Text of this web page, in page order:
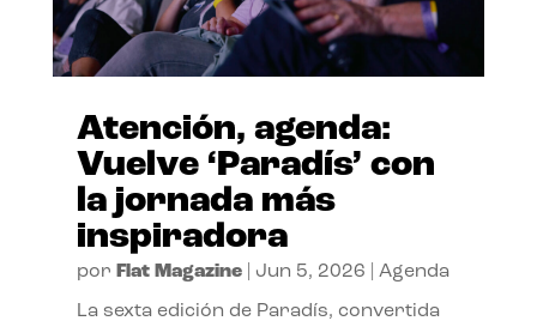
Atención, agenda:
Vuelve ‘Paradís’ con
la jornada más
inspiradora
por Flat Magazine| Jun 5, 2026 Agenda
La sexta edición de Paradís, convertida